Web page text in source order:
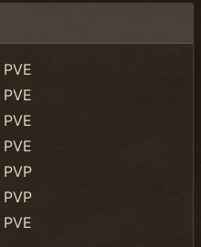
PVE
PVE
PVE
PVE
PVP
PVP
PVE